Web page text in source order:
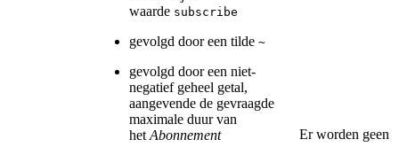
waarde subscribe
gevolgd door een tilde ~
gevolgd door een niet-
negatief geheel getal,
aangevende de gevraagde
maximale duur van
het Abonnement
Er worden geen